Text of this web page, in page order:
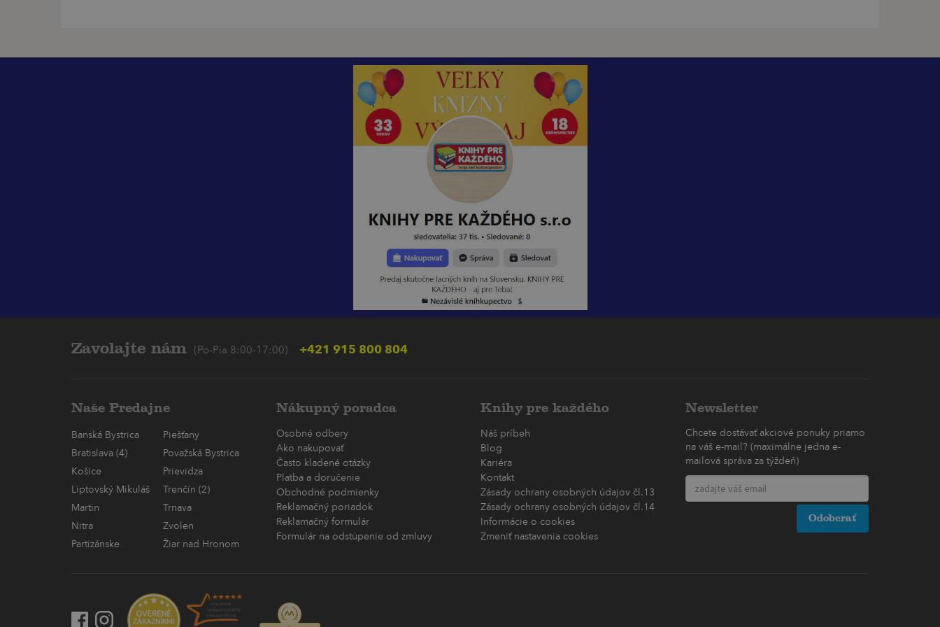
Zavolajte nám (Po-Pia 8:00-17:00) +421 915 800 804
Naše Predajne
Banská Bystrica
Piešťany
Bratislava (4)
Považská Bystrica
Košice
Prievidza
Liptovský Mikuláš
Trenčín (2)
Martin
Trnava
Nitra
Zvolen
Partizánske
Žiar nad Hronom
Nákupný poradca
Osobné odbery
Ako nakupovať
Často kladené otázky
Platba a doručenie
Obchodné podmienky
Reklamačný poriadok
Reklamačný formulár
Formulár na odstúpenie od zmluvy
Knihy pre každého
Náš príbeh
Blog
Kariéra
Kontakt
Zásady ochrany osobných údajov čl.13
Zásady ochrany osobných údajov čl.14
Informácie o cookies
Zmeniť nastavenia cookies
Newsletter
Chcete dostávať akciové ponuky priamo
na váš e-mail? (maximálne jedna e-
mailová správa za týždeň)
Odoberať